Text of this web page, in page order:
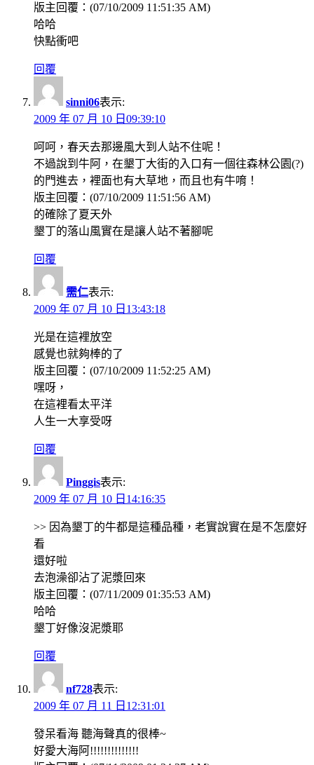
版主回覆：(07/10/2009 11:51:35 AM)
哈哈
快點衝吧
回覆
sinni06表示:
2009 年 07 月 10 日09:39:10
呵呵，春天去那邊風大到人站不住呢！
不過說到牛阿，在墾丁大街的入口有一個往森林公園(?)
的門進去，裡面也有大草地，而且也有牛唷！
版主回覆：(07/10/2009 11:51:56 AM)
的確除了夏天外
墾丁的落山風實在是讓人站不著腳呢
回覆
需仁表示:
2009 年 07 月 10 日13:43:18
光是在這裡放空
感覺也就夠棒的了
版主回覆：(07/10/2009 11:52:25 AM)
嘿呀，
在這裡看太平洋
人生一大享受呀
回覆
Pinggis表示:
2009 年 07 月 10 日14:16:35
>> 因為墾丁的牛都是這種品種，老實說實在是不怎麼好
看
還好啦
去泡澡卻沾了泥漿回來
版主回覆：(07/11/2009 01:35:53 AM)
哈哈
墾丁好像沒泥漿耶
回覆
nf728表示:
2009 年 07 月 11 日12:31:01
發呆看海 聽海聲真的很棒~
好愛大海阿!!!!!!!!!!!!!!